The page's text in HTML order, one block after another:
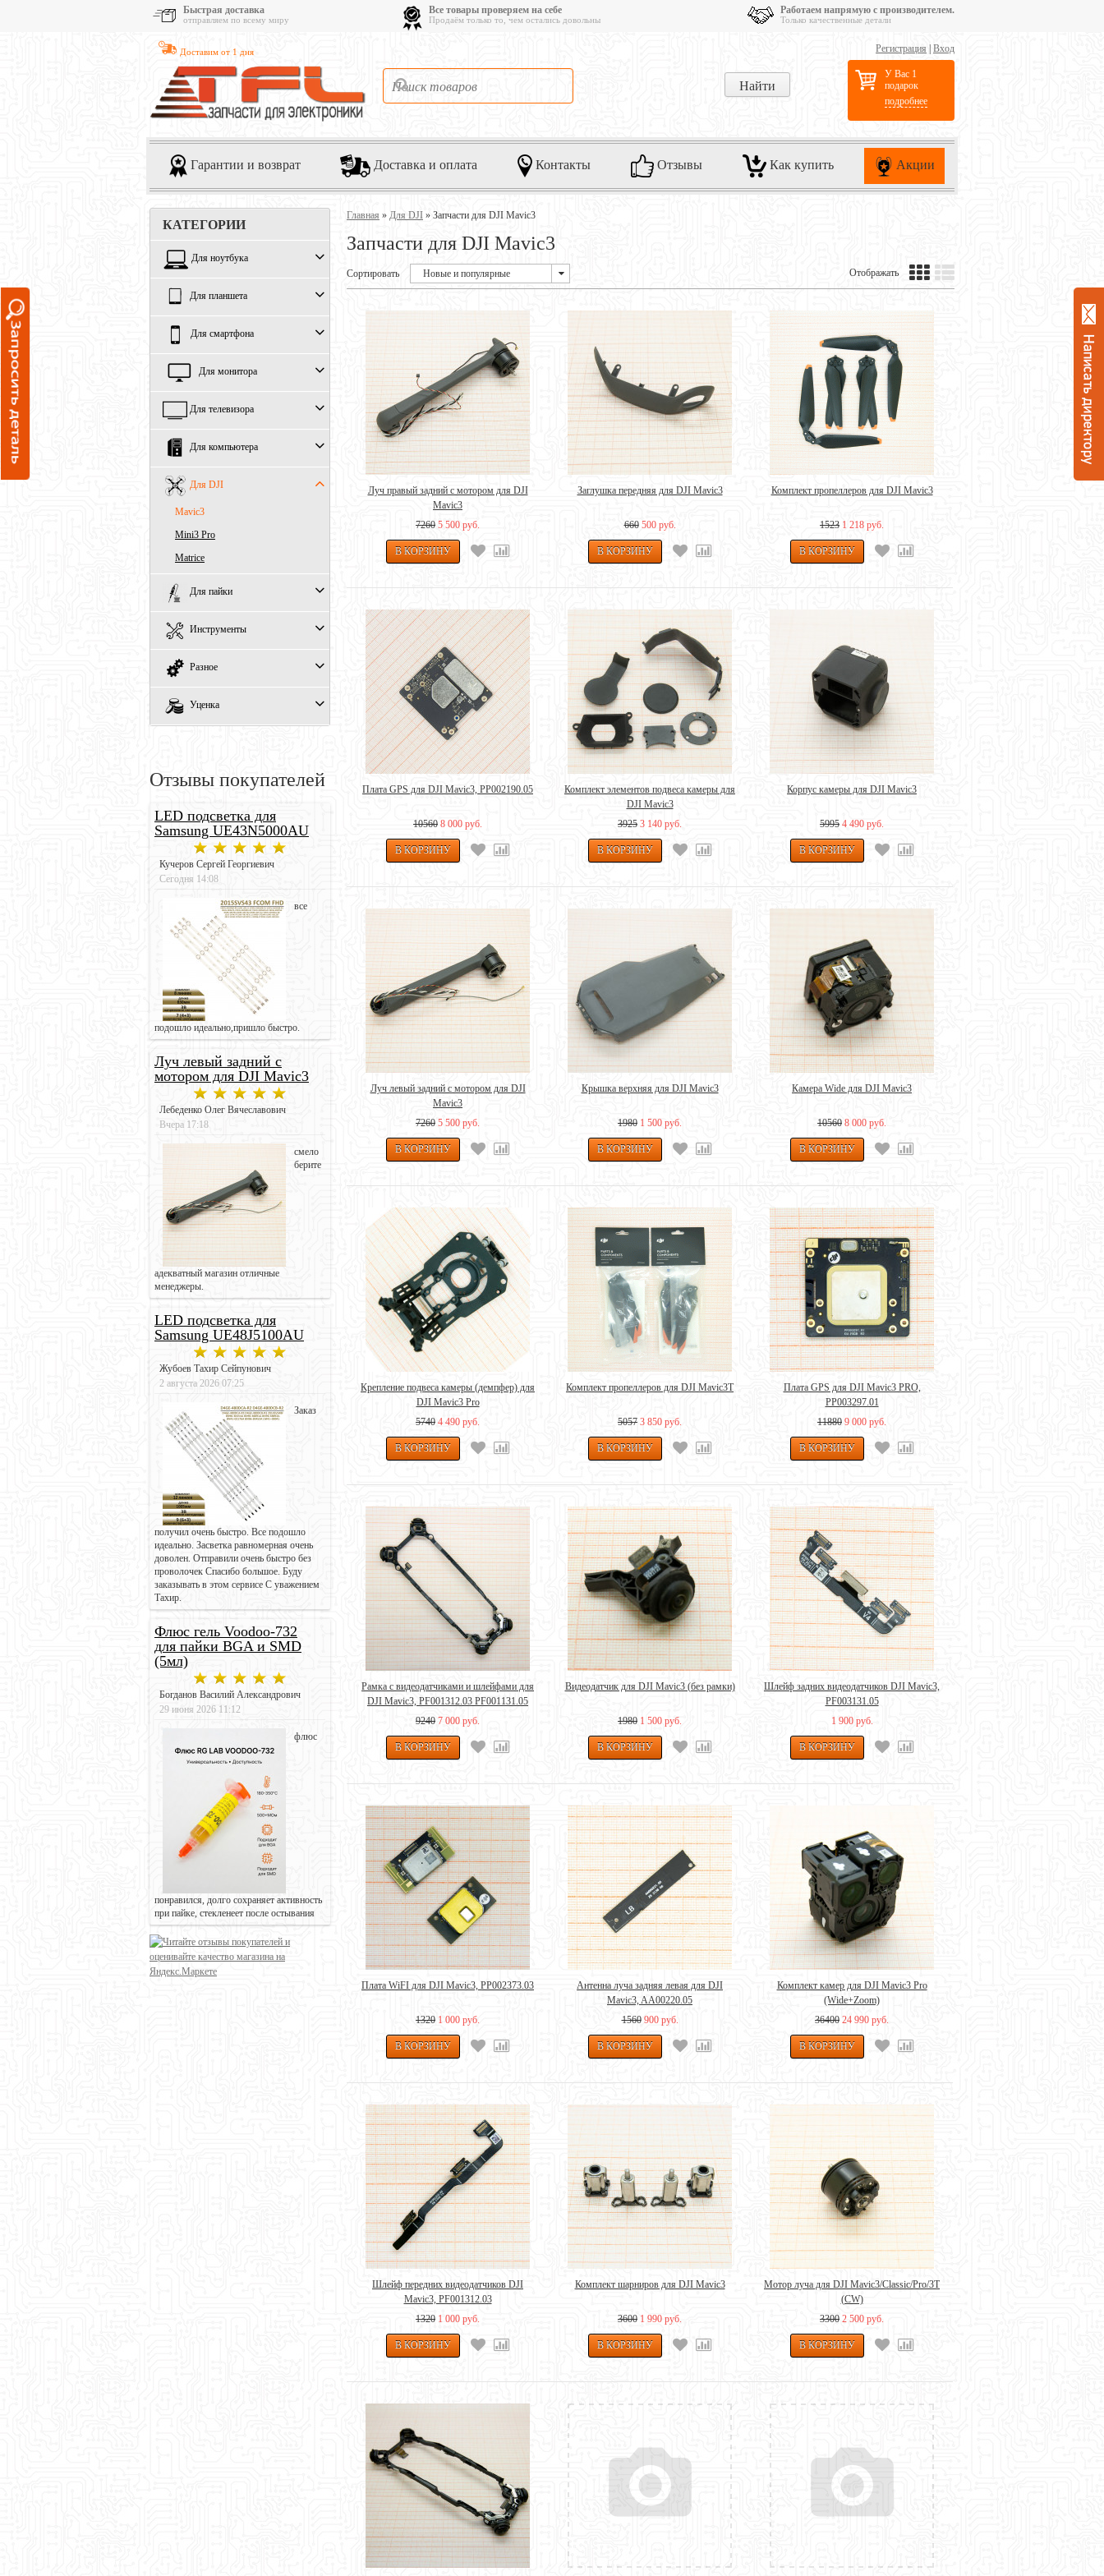
Быстрая доставка
отправляем по всему миру
Все товары проверяем на себе
Продаём только то, чем остались довольны
Работаем напрямую с производителем.
Только качественные детали
Доставим от 1 дня Регистрация Вход
У Вас 1
подарок
подробнее
Гарантии и возврат Доставка и оплата Контакты Отзывы Как купить Акции
КАТЕГОРИИ
Для ноутбука
Для планшета
Для смартфона
Для монитора
Для телевизора
Для компьютера
Для DJI
Mavic3
Mini3 Pro
Matrice
Для пайки
Инструменты
Разное
Уценка
Отзывы покупателей
LED подсветка для
Samsung UE43N5000AU
Кучеров Сергей Георгиевич
Сегодня 14:08
все
подошло идеально,пришло быстро.
Луч левый задний с
мотором для DJI Mavic3
Лебеденко Олег Вячеславович
Вчера 17:18
смело
берите
адекватный магазин отличные
менеджеры.
LED подсветка для
Samsung UE48J5100AU
Жубоев Тахир Сейпунович
2 августа 2026 07:25
Заказ
получил очень быстро. Все подошло
идеально. Засветка равномерная очень
доволен. Отправили очень быстро без
проволочек Спасибо большое. Буду
заказывать в этом сервисе С уважением
Тахир.
Флюс гель Voodoo-732
для пайки BGA и SMD
(5мл)
Богданов Василий Александрович
29 июня 2026 11:12
флюс
понравился, долго сохраняет активность
при пайке, стекленеет после остывания
Главная » Для DJI » Запчасти для DJI Mavic3
Запчасти для DJI Mavic3
Сортировать Новые и популярные Отображать
Луч правый задний с мотором для DJI
Mavic3
7260 5 500 руб.
Заглушка передняя для DJI Mavic3
660 500 руб.
Комплект пропеллеров для DJI Mavic3
1523 1 218 руб.
Плата GPS для DJI Mavic3, PP002190.05
10560 8 000 руб.
Комплект элементов подвеса камеры для
DJI Mavic3
3925 3 140 руб.
Корпус камеры для DJI Mavic3
5995 4 490 руб.
Луч левый задний с мотором для DJI
Mavic3
7260 5 500 руб.
Крышка верхняя для DJI Mavic3
1980 1 500 руб.
Камера Wide для DJI Mavic3
10560 8 000 руб.
Крепление подвеса камеры (демпфер) для
DJI Mavic3 Pro
5740 4 490 руб.
Комплект пропеллеров для DJI Mavic3T
5057 3 850 руб.
Плата GPS для DJI Mavic3 PRO,
PP003297.01
11880 9 000 руб.
Рамка с видеодатчиками и шлейфами для
DJI Mavic3, PF001312.03 PF001131.05
9240 7 000 руб.
Видеодатчик для DJI Mavic3 (без рамки)
1980 1 500 руб.
Шлейф задних видеодатчиков DJI Mavic3,
PF003131.05
1 900 руб.
Плата WiFI для DJI Mavic3, PP002373.03
1320 1 000 руб.
Антенна луча задняя левая для DJI
Mavic3, AA00220.05
1560 900 руб.
Комплект камер для DJI Mavic3 Pro
(Wide+Zoom)
36400 24 990 руб.
Шлейф передних видеодатчиков DJI
Mavic3, PF001312.03
1320 1 000 руб.
Комплект шарниров для DJI Mavic3
3600 1 990 руб.
Мотор луча для DJI Mavic3/Classic/Pro/3T
(CW)
3300 2 500 руб.